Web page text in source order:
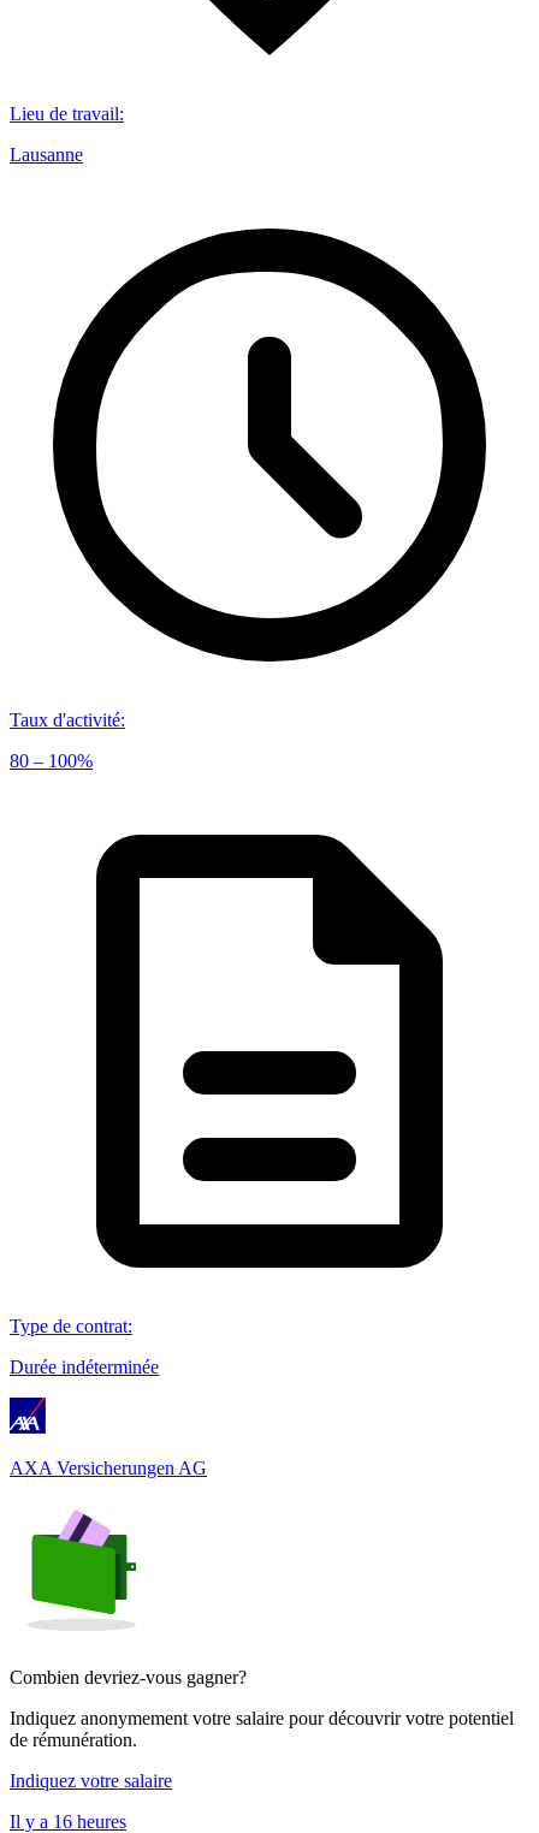
Lieu de travail:
Lausanne
Taux d'activité:
80 – 100%
Type de contrat:
Durée indéterminée
AXA Versicherungen AG
Combien devriez-vous gagner?
Indiquez anonymement votre salaire pour découvrir votre potentiel
de rémunération.
Indiquez votre salaire
Il y a 16 heures